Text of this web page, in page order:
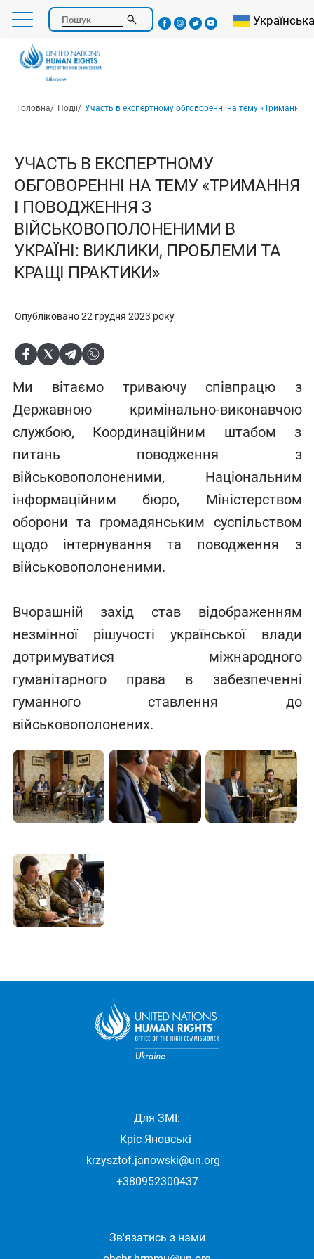
Перейти
основного
Пошук Select your
Українська
Рядок навіґації
Головна Події Участь в експертному обговоренні на тему «Тримання і поводження з військовополоненими в Україні: виклики,
УЧАСТЬ В ЕКСПЕРТНОМУ
ОБГОВОРЕННІ НА ТЕМУ «ТРИМАННЯ
І ПОВОДЖЕННЯ З
ВІЙСЬКОВОПОЛОНЕНИМИ В
УКРАЇНІ: ВИКЛИКИ, ПРОБЛЕМИ ТА
КРАЩІ ПРАКТИКИ»
Опубліковано 22 грудня 2023 року
Ми вітаємо триваючу співпрацю з
Державною кримінально-виконавчою
службою, Координаційним штабом з
питань поводження з
військовополоненими, Національним
інформаційним бюро, Міністерством
оборони та громадянським суспільством
щодо інтернування та поводження з
військовополоненими.
Вчорашній захід став відображенням
незмінної рішучості української влади
дотримуватися міжнародного
гуманітарного права в забезпеченні
гуманного ставлення до
військовополонених.
Для ЗМІ:
Кріс Яновські
krzysztof.janowski@un.org
+380952300437
Зв'язатись з нами